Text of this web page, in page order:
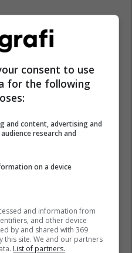
consent to use
for the following
and content, advertising and
research and
on a device
and information from
and other device
by and shared with 369
this site. We and our partners
List of partners.